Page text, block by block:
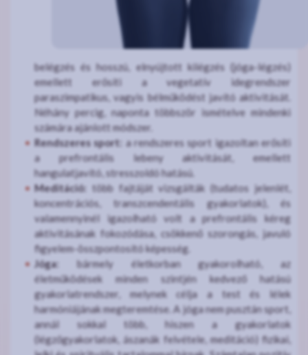
belégzés és hosszú, elnyújtott kilégzés (jóga-légzés)
emellett erősíti a vegetatív idegrendszer
paraszimpatikus, vagyis bélműködést javító aktivitását.
Néhány percig, naponta többször ismételve mindenki
számára ajánlott módszer.
Rendszeres sport: a rendszeres sport igazoltan erősíti
a prefrontális lebeny aktivitását, emellett
hangulatjavító, stresszoldó hatású.
Meditáció: több fajtáját vizsgálták (tudatos jelenlét,
koncentrációs, transzcendentális gyakorlatok), és
valamennyinél igazolható volt a prefrontális kéreg
aktivitásának fokozódása, csökkenő szorongás, javuló
figyelem-összpontosító képesség.
Jóga:
bármely életkorban gyakorolható, az
életműködések minden szintjén kedvező hatású
gyakorlatrendszer, melynek célja a test és lélek
harmóniájának megteremtése. A jóga nem pusztán sport,
annál sokkal több, hiszen a gyakorlatok
(légzőgyakorlatok, ászanák felvétele, meditáció) fizikai,